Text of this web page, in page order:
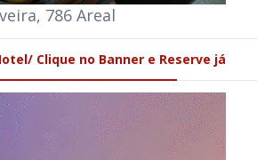
786 Areal
Clique no Banner e Reserve já